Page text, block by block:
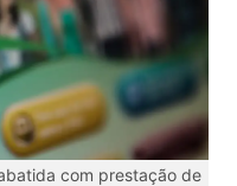
com prestação de